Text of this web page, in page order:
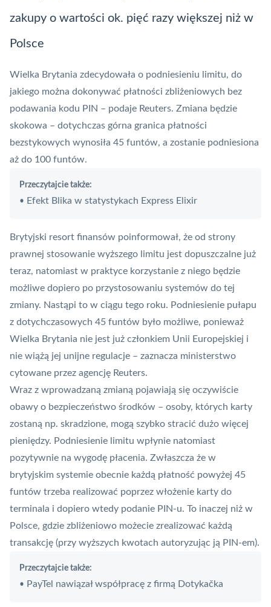
zakupy o wartości ok. pięć razy większej niż w
Polsce
Wielka Brytania zdecydowała o podniesieniu limitu, do
jakiego można dokonywać płatności zbliżeniowych bez
podawania kodu PIN – podaje Reuters. Zmiana będzie
skokowa – dotychczas górna granica płatności
bezstykowych wynosiła 45 funtów, a zostanie podniesiona
aż do 100 funtów.
Przeczytajcie także:
• Efekt Blika w statystykach Express Elixir
Brytyjski resort finansów poinformował, że od strony
prawnej stosowanie wyższego limitu jest dopuszczalne już
teraz, natomiast w praktyce korzystanie z niego będzie
możliwe dopiero po przystosowaniu systemów do tej
zmiany. Nastąpi to w ciągu tego roku. Podniesienie pułapu
z dotychczasowych 45 funtów było możliwe, ponieważ
Wielka Brytania nie jest już członkiem Unii Europejskiej i
nie wiążą jej unijne regulacje – zaznacza ministerstwo
cytowane przez agencję Reuters.
Wraz z wprowadzaną zmianą pojawiają się oczywiście
obawy o bezpieczeństwo środków – osoby, których karty
zostaną np. skradzione, mogą szybko stracić dużo więcej
pieniędzy. Podniesienie limitu wpłynie natomiast
pozytywnie na wygodę płacenia. Zwłaszcza że w
brytyjskim systemie obecnie każdą płatność powyżej 45
funtów trzeba realizować poprzez włożenie karty do
terminala i dopiero wtedy podanie PIN-u. To inaczej niż w
Polsce, gdzie zbliżeniowo możecie zrealizować każdą
transakcję (przy wyższych kwotach autoryzując ją PIN-em).
Przeczytajcie także:
• PayTel nawiązał współpracę z firmą Dotykačka